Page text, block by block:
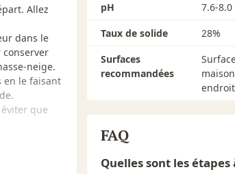
Allez
dans le
neige.
en le faisant
que
élevé
pH
7.6-8.0
Taux de solide
28%
Surfaces
recommandées
FAQ
Quelles sont les